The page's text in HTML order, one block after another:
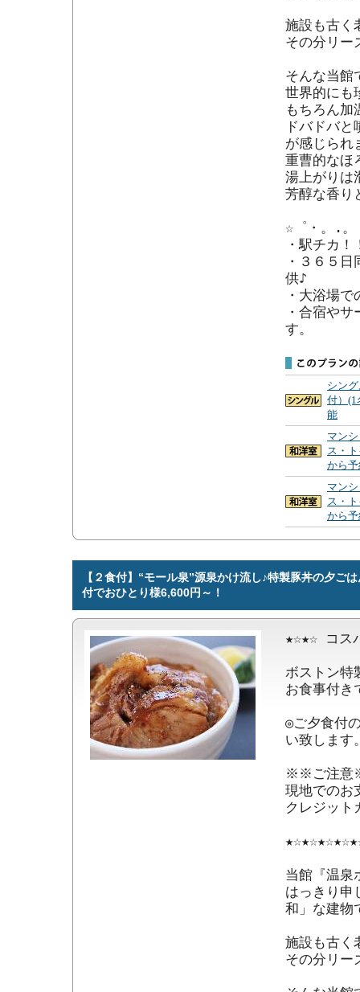
施設も古く
その分リー
そんな当館
世界的にも
もちろん加
ドバドバ
が感じられ
重曹的なほ
湯上がりは
芳醇な香り
☆゜・。.。
・駅チカ
・３６５
供♪
・大浴場
・合宿や
す。
シン
付）(1
能
マン
ス・
から
マン
ス・
から
【２食付】“モール泉”源泉かけ流し♪特製豚丼の夕ご
付でおひとり様6,600円～！
★☆★☆ コス
ボストン特
お食事付き
◎ご夕食付
い致します
※※ご注
現地でのお
クレジット
当館『温泉
はっきり申
和」な建物
施設も古く
その分リー